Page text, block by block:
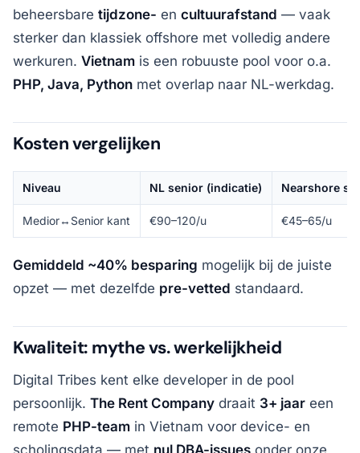
beheersbare tijdzone- en cultuurafstand — vaak
sterker dan klassiek offshore met volledig andere
werkuren. Vietnam is een robuuste pool voor o.a.
PHP, Java, Python met overlap naar NL-werkdag.
Kosten vergelijken
Niveau NL senior (indicatie) Nearshore
Medior↔Senior kant €90–120/u €45–65/u
Gemiddeld ~40% besparing mogelijk bij de juiste
opzet — met dezelfde pre-vetted standaard.
Kwaliteit: mythe vs. werkelijkheid
Digital Tribes kent elke developer in de pool
persoonlijk. The Rent Company draait 3+ jaar een
remote PHP-team in Vietnam voor device- en
scholingsdata — met nul DBA-issues onder onze